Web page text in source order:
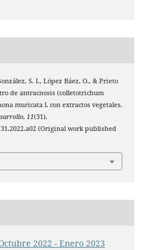
S. I., López Báez, O., & Prieto
de antracnosis (colletotrichum
muricata l. con extractos vegetales.
, 11(31).
(Original work published
2022 - Enero 2023